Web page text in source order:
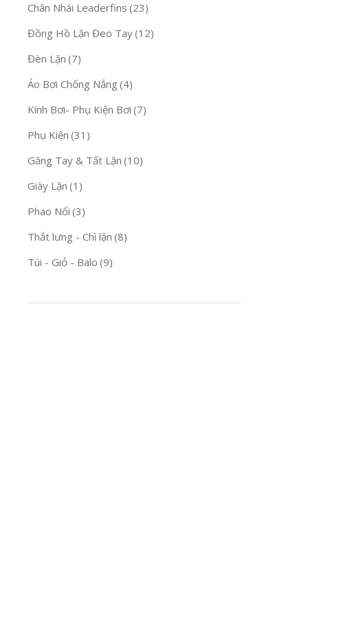
Chân Nhái Leaderfins (23)
Đồng Hồ Lặn Đeo Tay(12)
Đèn Lặn (7)
Áo Bơi Chống Nắng (4)
Kính Bơi- Phụ Kiện Bơi (7)
Phụ Kiện (31)
Găng Tay & Tất Lặn (10)
Giày Lặn (1)
Phao Nổi (3)
Thắt lưng - Chì lặn (8)
Túi - Giỏ - Balo (9)